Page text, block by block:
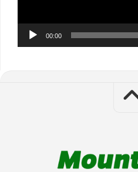
00:00